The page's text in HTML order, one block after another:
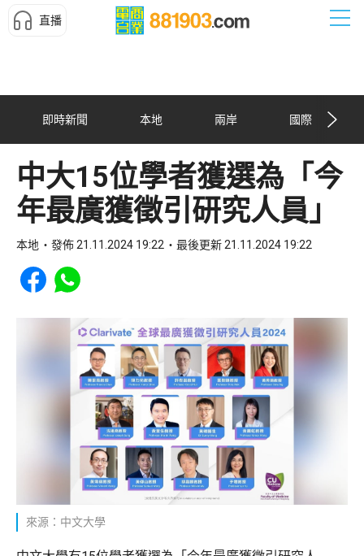
直播
即時新聞 本地 兩岸 國際
中大15位學者獲選為「今
年最廣獲徵引研究人員」
本地 發佈 21.11.2024 19:22 最後更新 21.11.2024 19:22
Share to Facebook
Share to WhatsApp
來源：中文大學